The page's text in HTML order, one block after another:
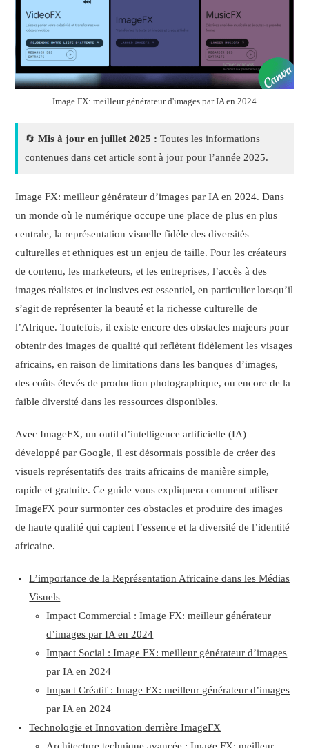
Image FX: meilleur générateur d'images par IA en 2024
🔄Mis à jour en juillet 2025 : Toutes les informations
contenues dans cet article sont à jour pour l’année 2025.
Image FX: meilleur générateur d’images par IA en 2024. Dans
un monde où le numérique occupe une place de plus en plus
centrale, la représentation visuelle fidèle des diversités
culturelles et ethniques est un enjeu de taille. Pour les créateurs
de contenu, les marketeurs, et les entreprises, l’accès à des
images réalistes et inclusives est essentiel, en particulier lorsqu’il
s’agit de représenter la beauté et la richesse culturelle de
l’Afrique. Toutefois, il existe encore des obstacles majeurs pour
obtenir des images de qualité qui reflètent fidèlement les visages
africains, en raison de limitations dans les banques d’images,
des coûts élevés de production photographique, ou encore de la
faible diversité dans les ressources disponibles.
Avec ImageFX, un outil d’intelligence artificielle (IA)
développé par Google, il est désormais possible de créer des
visuels représentatifs des traits africains de manière simple,
rapide et gratuite. Ce guide vous expliquera comment utiliser
ImageFX pour surmonter ces obstacles et produire des images
de haute qualité qui captent l’essence et la diversité de l’identité
africaine.
L’importance de la Représentation Africaine dans les Médias
Visuels
Impact Commercial : Image FX: meilleur générateur
d’images par IA en 2024
Impact Social : Image FX: meilleur générateur d’images
par IA en 2024
Impact Créatif : Image FX: meilleur générateur d’images
par IA en 2024
Technologie et Innovation derrière ImageFX